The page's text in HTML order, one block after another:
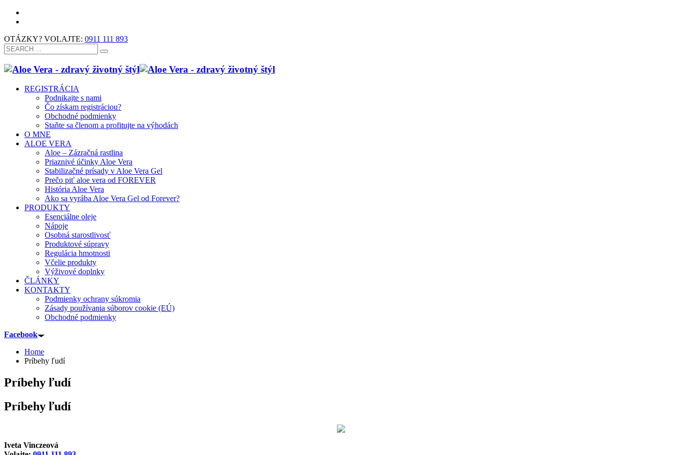
OTÁZKY? VOLAJTE: 0911 111 893
REGISTRÁCIA
Podnikajte s nami
Čo získam registráciou?
Obchodné podmienky
Staňte sa členom a profitujte na výhodách
O MNE
ALOE VERA
Aloe – Zázračná rastlina
Priaznivé účinky Aloe Vera
Stabilizačné prísady v Aloe Vera Gel
Prečo piť aloe vera od FOREVER
História Aloe Vera
Ako sa vyrába Aloe Vera Gel od Forever?
PRODUKTY
Esenciálne oleje
Nápoje
Osobná starostlivosť
Produktové súpravy
Regulácia hmotnosti
Včelie produkty
Výživové doplnky
ČLÁNKY
KONTAKTY
Podmienky ochrany súkromia
Zásady používania súborov cookie (EÚ)
Obchodné podmienky
Facebook
Home
Príbehy ľudí
Príbehy ľudí
Príbehy ľudí
Iveta Vinczeová